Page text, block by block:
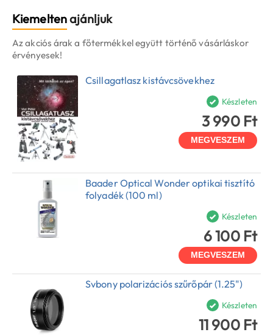
Kiemeltenajánljuk
Az akciós árak a főtermékkel együtt történő vásárláskor
érvényesek!
Csillagatlasz kistávcsövekhez
Készleten
3 990 Ft
MEGVESZEM
Baader Optical Wonder optikai tisztító
folyadék (100 ml)
Készleten
6 100 Ft
MEGVESZEM
Svbony polarizációs szűrőpár (1.25")
Készleten
11 900 Ft